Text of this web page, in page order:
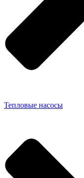
Тепловые насосы